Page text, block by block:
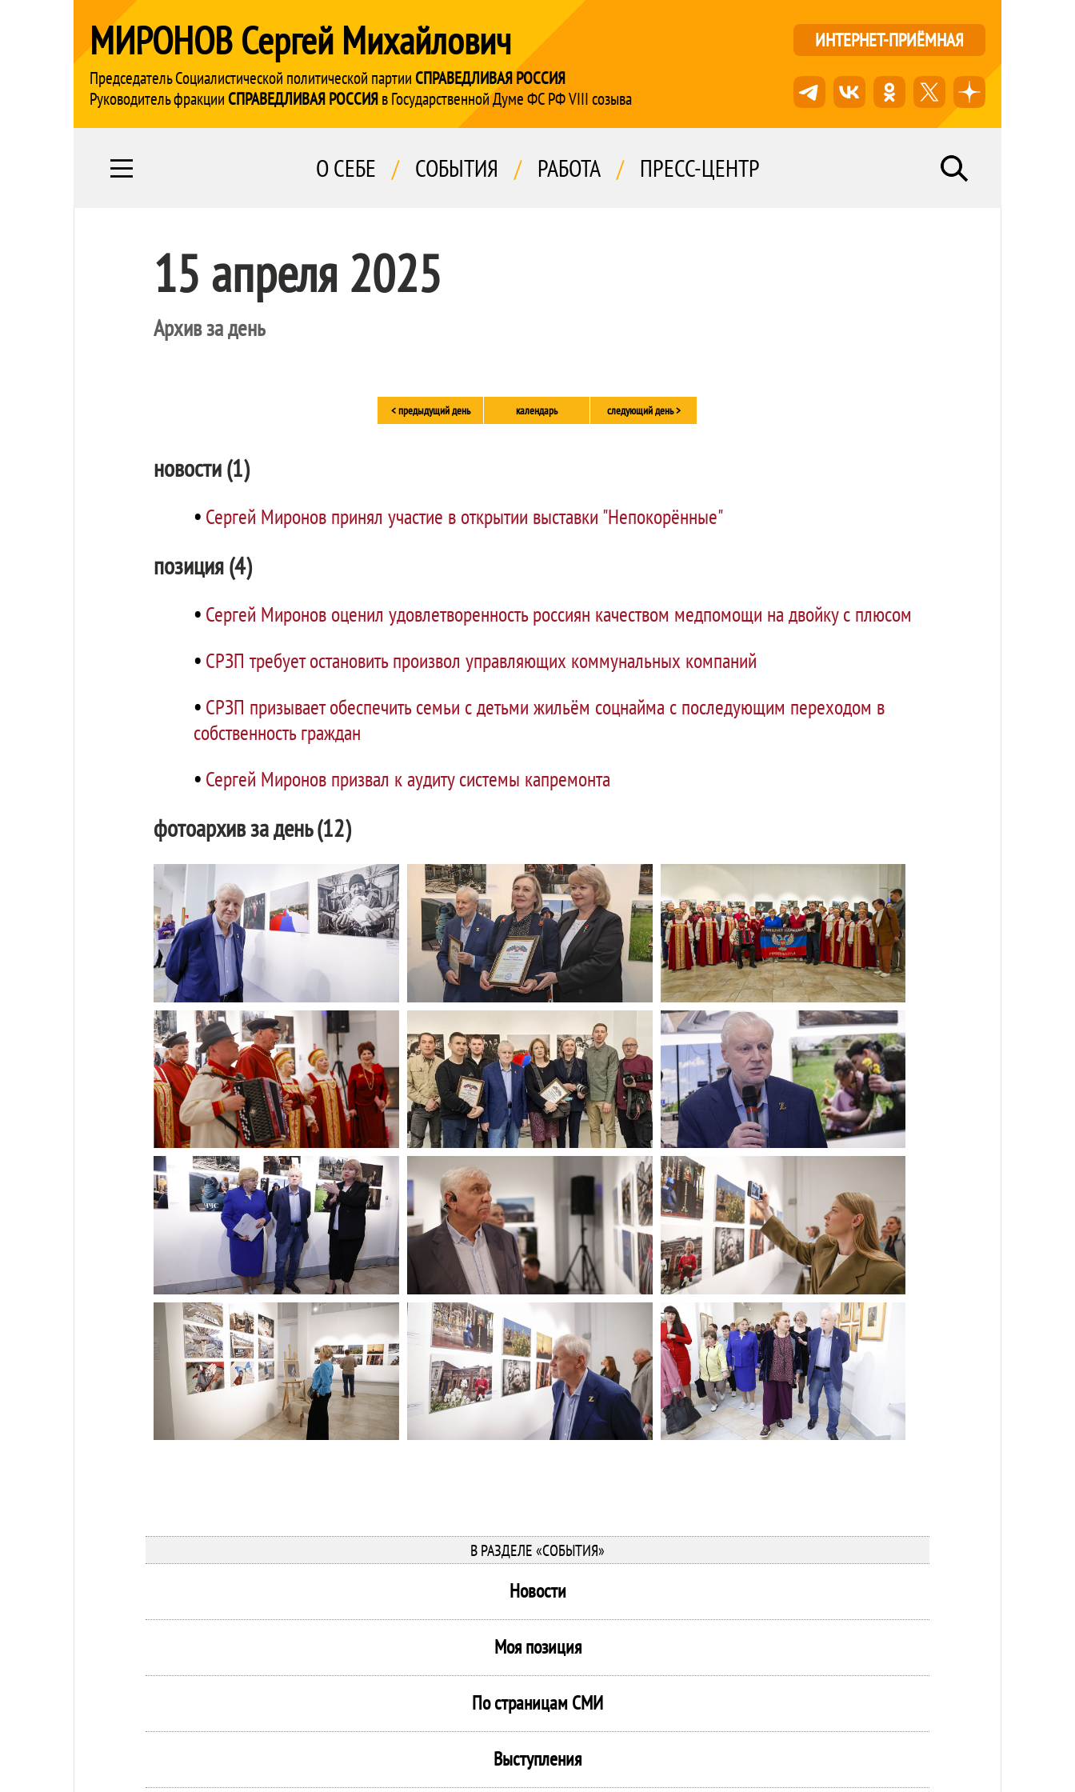
МИРОНОВ Сергей Михайлович
Председатель Социалистической политической партии СПРАВЕДЛИВАЯ РОССИЯ
Руководитель фракции СПРАВЕДЛИВАЯ РОССИЯв Государственной Думе ФС РФ VIII созыва
ИНТЕРНЕТ-ПРИЁМНАЯ
О СЕБЕ / СОБЫТИЯ / РАБОТА / ПРЕСС-ЦЕНТР
15 апреля 2025
Архив за день
< предыдущий день календарь следующий день >
новости (1)
• Сергей Миронов принял участие в открытии выставки "Непокорённые"
позиция (4)
• Сергей Миронов оценил удовлетворенность россиян качеством медпомощи на двойку с плюсом
• СРЗП требует остановить произвол управляющих коммунальных компаний
• СРЗП призывает обеспечить семьи с детьми жильём соцнайма с последующим переходом в
собственность граждан
• Сергей Миронов призвал к аудиту системы капремонта
фотоархив за день (12)
В РАЗДЕЛЕ «СОБЫТИЯ»
Новости
Моя позиция
По страницам СМИ
Выступления